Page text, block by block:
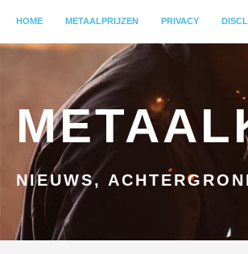
GA NAAR INHOUD
HOME METAALPRIJZEN PRIVACY
NIEUWS,